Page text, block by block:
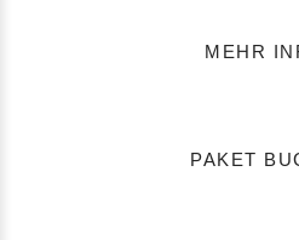
MEHR
PAKET